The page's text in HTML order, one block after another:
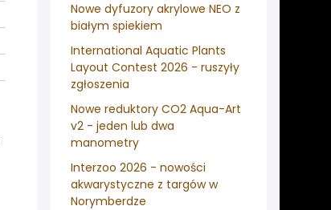
Nowe dyfuzory akrylowe NEO z
białym spiekiem
International Aquatic Plants
Layout Contest 2026 - ruszyły
zgłoszenia
Nowe reduktory CO2 Aqua-Art
v2 - jeden lub dwa
manometry
Interzoo 2026 - nowości
akwarystyczne z targów w
Norymberdze